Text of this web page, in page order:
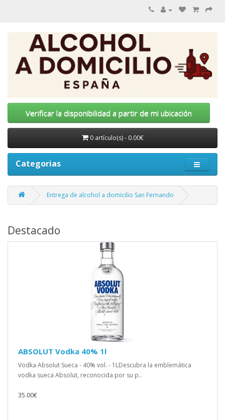
Verificar la disponibilidad a partir de mi ubicación
0 artículo(s) - 0.00€
Categorias
Entrega de alcohol a domicilio San Fernando
Destacado
ABSOLUT Vodka 40% 1l
Vodka Absolut Sueca - 40% vol. - 1LDescubra la emblemática
vodka sueca Absolut, reconocida por su p..
35.00€